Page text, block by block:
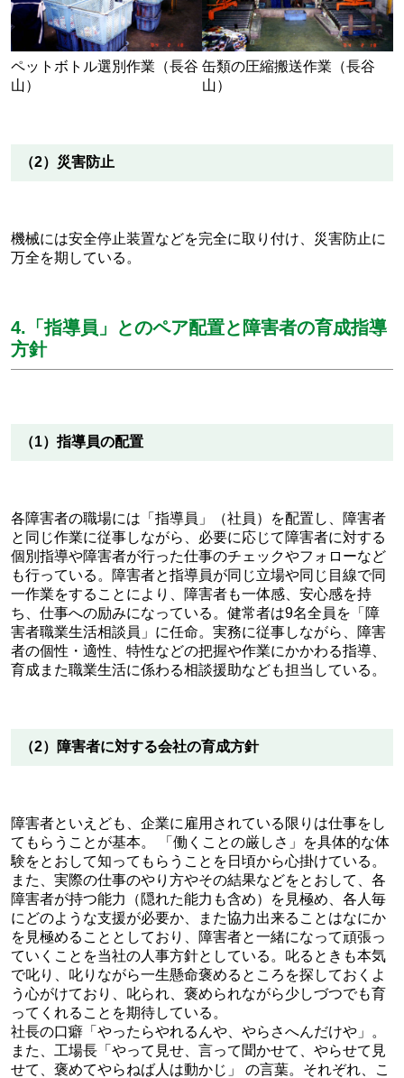
ペットボトル選別作業（長谷
山）
缶類の圧縮搬送作業（長谷
山）
（2）災害防止
機械には安全停止装置などを完全に取り付け、災害防止に
万全を期している。
4.「指導員」とのペア配置と障害者の育成指導
方針
（1）指導員の配置
各障害者の職場には「指導員」（社員）を配置し、障害者
と同じ作業に従事しながら、必要に応じて障害者に対する
個別指導や障害者が行った仕事のチェックやフォローなど
も行っている。障害者と指導員が同じ立場や同じ目線で同
一作業をすることにより、障害者も一体感、安心感を持
ち、仕事への励みになっている。健常者は9名全員を「障
害者職業生活相談員」に任命。実務に従事しながら、障害
者の個性・適性、特性などの把握や作業にかかわる指導、
育成また職業生活に係わる相談援助なども担当している。
（2）障害者に対する会社の育成方針
障害者といえども、企業に雇用されている限りは仕事をし
てもらうことが基本。 「働くことの厳しさ」を具体的な体
験をとおして知ってもらうことを日頃から心掛けている。
また、実際の仕事のやり方やその結果などをとおして、各
障害者が持つ能力（隠れた能力も含め）を見極め、各人毎
にどのような支援が必要か、また協力出来ることはなにか
を見極めることとしており、障害者と一緒になって頑張っ
ていくことを当社の人事方針としている。叱るときも本気
で叱り、叱りながら一生懸命褒めるところを探しておくよ
う心がけており、叱られ、褒められながら少しづつでも育
ってくれることを期待している。
社長の口癖「やったらやれるんや、やらさへんだけや」。
また、工場長「やって見せ、言って聞かせて、やらせて見
せて、褒めてやらねば人は動かじ」 の言葉。それぞれ、こ